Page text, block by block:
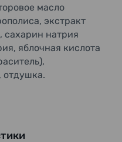
масло
экстракт
сахарин натрия
яблочная кислота
отдушка.